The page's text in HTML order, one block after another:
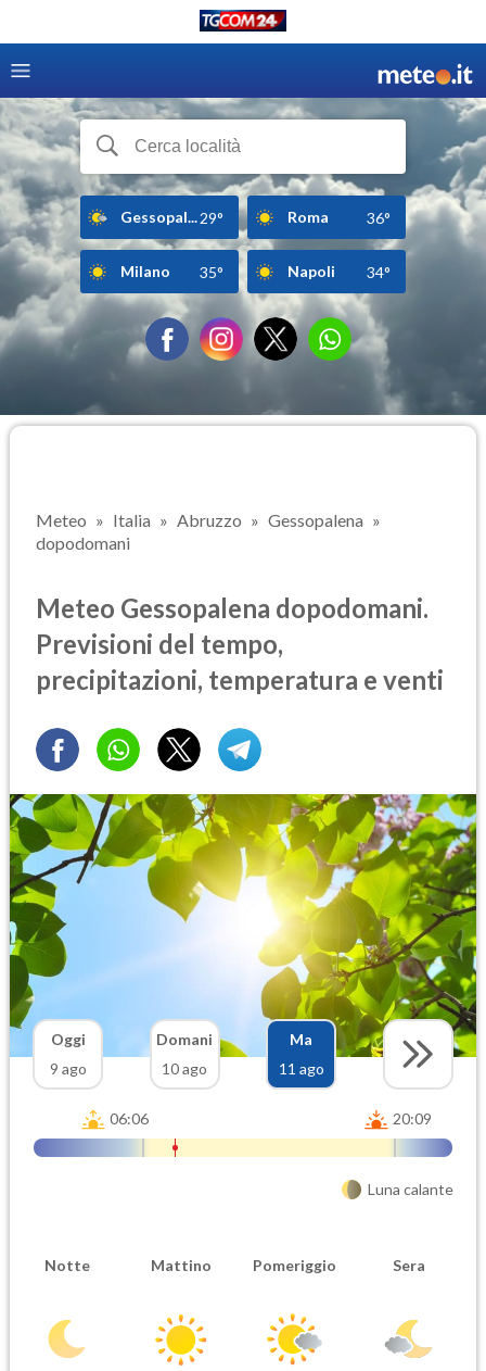
Gessopal...29° Roma 36°
Milano 35° Napoli 34°
Meteo Italia Abruzzo
Gessopalena
dopodomani
Meteo Gessopalena dopodomani.
Previsioni del tempo,
precipitazioni, temperatura e venti
Oggi
9 ago
Domani
10 ago
Ma
11 ago
06:06 20:09
Luna calante
Notte Mattino Pomeriggio Sera